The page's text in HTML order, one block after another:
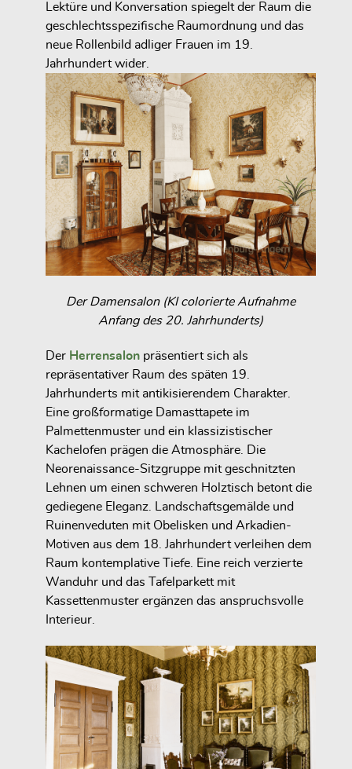
Lektüre und Konversation spiegelt der Raum die
geschlechtsspezifische Raumordnung und das
neue Rollenbild adliger Frauen im 19.
Jahrhundert wider.
Der Damensalon (KI colorierte Aufnahme
Anfang des 20. Jahrhunderts)
Der Herrensalon präsentiert sich als
repräsentativer Raum des späten 19.
Jahrhunderts mit antikisierendem Charakter.
Eine großformatige Damasttapete im
Palmettenmuster und ein klassizistischer
Kachelofen prägen die Atmosphäre. Die
Neorenaissance-Sitzgruppe mit geschnitzten
Lehnen um einen schweren Holztisch betont die
gediegene Eleganz. Landschaftsgemälde und
Ruinenveduten mit Obelisken und Arkadien-
Motiven aus dem 18. Jahrhundert verleihen dem
Raum kontemplative Tiefe. Eine reich verzierte
Wanduhr und das Tafelparkett mit
Kassettenmuster ergänzen das anspruchsvolle
Interieur.